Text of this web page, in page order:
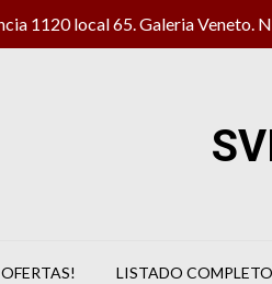
1120 local 65. Galeria Veneto.
LISTADO